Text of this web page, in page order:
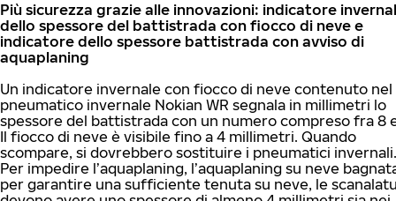
Più sicurezza grazie alle innovazioni: indicatore
dello spessore del battistrada con fiocco di neve e
indicatore dello spessore battistrada con avviso di
aquaplaning
Un indicatore invernale con fiocco di neve contenuto nel
pneumatico invernale Nokian WR segnala in millimetri lo
spessore del battistrada con un numero compreso fra 8
Il fiocco di neve è visibile fino a 4 millimetri. Quando
scompare, si dovrebbero sostituire i pneumatici invernali.
Per impedire l’aquaplaning, l’aquaplaning su neve
per garantire una sufficiente tenuta su neve, le